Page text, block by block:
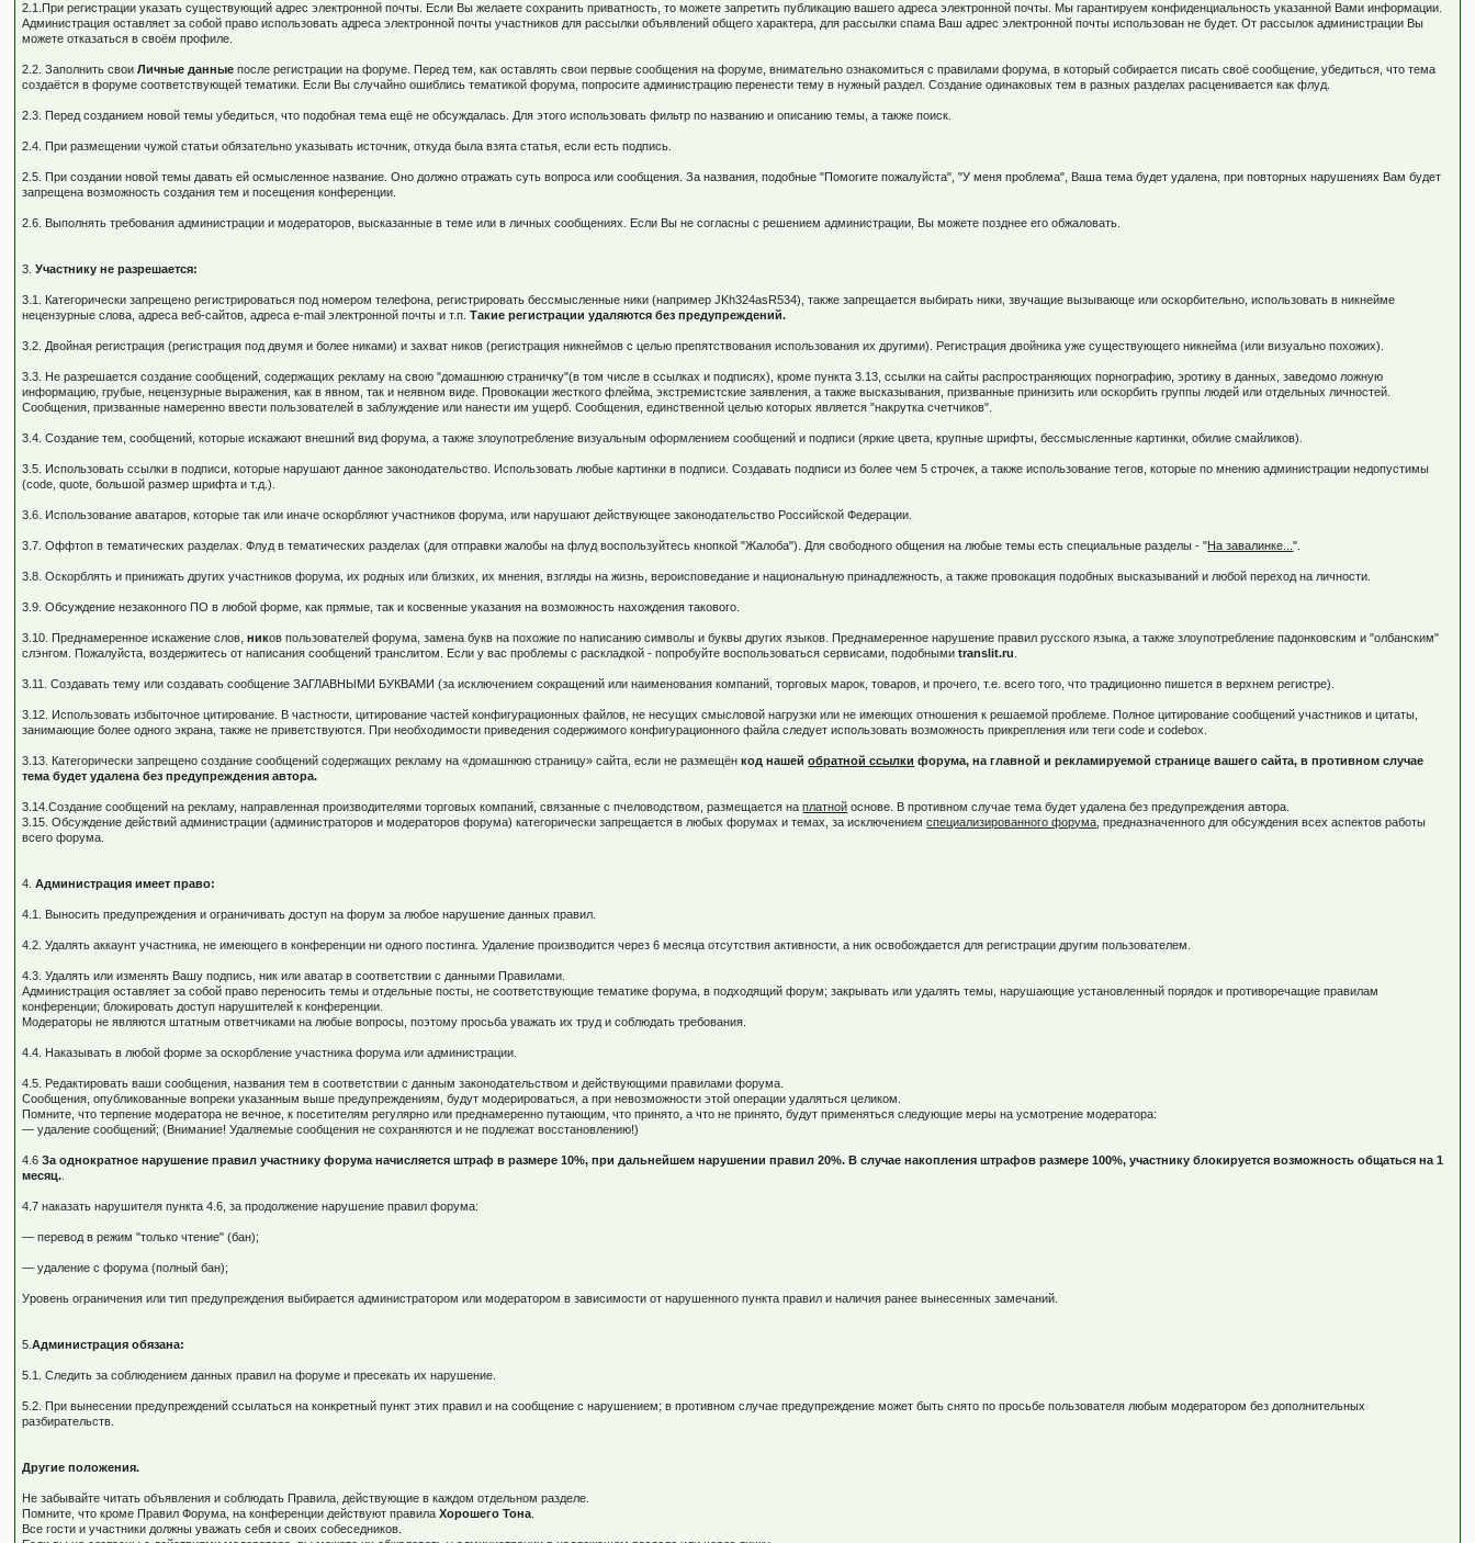
2.1.При регистрации указать существующий адрес электронной почты. Если Вы желаете сохранить приватность, то можете запретить публикацию вашего адреса электронной почты. Мы гарантируем конфиденциальность указанной Вами информации.
Администрация оставляет за собой право использовать адреса электронной почты участников для рассылки объявлений общего характера, для рассылки спама Ваш адрес электронной почты использован не будет. От рассылок администрации Вы
можете отказаться в своём профиле.
2.2. Заполнить своиЛичные данные после регистрации на форуме. Перед тем, как оставлять свои первые сообщения на форуме, внимательно ознакомиться с правилами форума, в который собирается писать своё сообщение, убедиться, что тема
создаётся в форуме соответствующей тематики. Если Вы случайно ошиблись тематикой форума, попросите администрацию перенести тему в нужный раздел. Создание одинаковых тем в разных разделах расценивается как флуд.
2.3. Перед созданием новой темы убедиться, что подобная тема ещё не обсуждалась. Для этого использовать фильтр по названию и описанию темы, а также поиск.
2.4. При размещении чужой статьи обязательно указывать источник, откуда была взята статья, если есть подпись.
2.5. При создании новой темы давать ей осмысленное название. Оно должно отражать суть вопроса или сообщения. За названия, подобные "Помогите пожалуйста", "У меня проблема", Ваша тема будет удалена, при повторных нарушениях Вам будет
запрещена возможность создания тем и посещения конференции.
2.6. Выполнять требования администрации и модераторов, высказанные в теме или в личных сообщениях. Если Вы не согласны с решением администрации, Вы можете позднее его обжаловать.
3. Участнику не разрешается:
3.1. Категорически запрещено регистрироваться под номером телефона, регистрировать бессмысленные ники (например JKh324asR534), также запрещается выбирать ники, звучащие вызывающе или оскорбительно, использовать в никнейме
нецензурные слова, адреса веб-сайтов, адреса e-mail электронной почты и т.п.Такие регистрации удаляются без предупреждений.
3.2. Двойная регистрация (регистрация под двумя и более никами) и захват ников (регистрация никнеймов с целью препятствования использования их другими). Регистрация двойника уже существующего никнейма (или визуально похожих).
3.3. Не разрешается создание сообщений, содержащих рекламу на свою "домашнюю страничку"(в том числе в ссылках и подписях), кроме пункта 3.13, ссылки на сайты распространяющих порнографию, эротику в данных, заведомо ложную
информацию, грубые, нецензурные выражения, как в явном, так и неявном виде. Провокации жесткого флейма, экстремистские заявления, а также высказывания, призванные принизить или оскорбить группы людей или отдельных личностей.
Сообщения, призванные намеренно ввести пользователей в заблуждение или нанести им ущерб. Сообщения, единственной целью которых является "накрутка счетчиков".
3.4. Создание тем, сообщений, которые искажают внешний вид форума, а также злоупотребление визуальным оформлением сообщений и подписи (яркие цвета, крупные шрифты, бессмысленные картинки, обилие смайликов).
3.5. Использовать ссылки в подписи, которые нарушают данное законодательство. Использовать любые картинки в подписи. Создавать подписи из более чем 5 строчек, а также использование тегов, которые по мнению администрации недопустимы
(code, quote, большой размер шрифта и т.д.).
3.6. Использование аватаров, которые так или иначе оскорбляют участников форума, или нарушают действующее законодательство Российской Федерации.
3.7. Оффтоп в тематических разделах. Флуд в тематических разделах (для отправки жалобы на флуд воспользуйтесь кнопкой "Жалоба"). Для свободного общения на любые темы есть специальные разделы - "На завалинке...".
3.8. Оскорблять и принижать других участников форума, их родных или близких, их мнения, взгляды на жизнь, вероисповедание и национальную принадлежность, а также провокация подобных высказываний и любой переход на личности.
3.9. Обсуждение незаконного ПО в любой форме, как прямые, так и косвенные указания на возможность нахождения такового.
3.10. Преднамеренное искажение слов,ников пользователей форума, замена букв на похожие по написанию символы и буквы других языков. Преднамеренное нарушение правил русского языка, а также злоупотребление падонковским и "олбанским"
слэнгом. Пожалуйста, воздержитесь от написания сообщений транслитом. Если у вас проблемы с раскладкой - попробуйте воспользоваться сервисами, подобнымиtranslit.ru
3.11. Создавать тему или создавать сообщение ЗАГЛАВНЫМИ БУКВАМИ (за исключением сокращений или наименования компаний, торговых марок, товаров, и прочего, т.е. всего того, что традиционно пишется в верхнем регистре).
3.12. Использовать избыточное цитирование. В частности, цитирование частей конфигурационных файлов, не несущих смысловой нагрузки или не имеющих отношения к решаемой проблеме. Полное цитирование сообщений участников и цитаты,
занимающие более одного экрана, также не приветствуются. При необходимости приведения содержимого конфигурационного файла следует использовать возможность прикрепления или теги code и codebox.
3.13. Категорически запрещено создание сообщений содержащих рекламу на «домашнюю страницу» сайта, если не размещёнкод нашейобратной ссылки форума, на главной и рекламируемой странице вашего сайта, в противном случае
тема будет удалена без предупреждения автора.
3.14.Создание сообщений на рекламу, направленная производителями торговых компаний, связанные с пчеловодством, размещается наплатной основе. В противном случае тема будет удалена без предупреждения автора.
3.15. Обсуждение действий администрации (администраторов и модераторов форума) категорически запрещается в любых форумах и темах, за исключениемспециализированного форума , предназначенного для обсуждения всех аспектов работы
всего форума.
4. Администрация имеет право:
4.1. Выносить предупреждения и ограничивать доступ на форум за любое нарушение данных правил.
4.2. Удалять аккаунт участника, не имеющего в конференции ни одного постинга. Удаление производится через 6 месяца отсутствия активности, а ник освобождается для регистрации другим пользователем.
4.3. Удалять или изменять Вашу подпись, ник или аватар в соответствии с данными Правилами.
Администрация оставляет за собой право переносить темы и отдельные посты, не соответствующие тематике форума, в подходящий форум; закрывать или удалять темы, нарушающие установленный порядок и противоречащие правилам
конференции; блокировать доступ нарушителей к конференции.
Модераторы не являются штатным ответчиками на любые вопросы, поэтому просьба уважать их труд и соблюдать требования.
4.4. Наказывать в любой форме за оскорбление участника форума или администрации.
4.5. Редактировать ваши сообщения, названия тем в соответствии с данным законодательством и действующими правилами форума.
Сообщения, опубликованные вопреки указанным выше предупреждениям, будут модерироваться, а при невозможности этой операции удаляться целиком.
Помните, что терпение модератора не вечное, к посетителям регулярно или преднамеренно путающим, что принято, а что не принято, будут применяться следующие меры на усмотрение модератора:
— удаление сообщений; (Внимание! Удаляемые сообщения не сохраняются и не подлежат восстановлению!)
4.6За однократное нарушение правил участнику форума начисляется штраф в размере 10%, при дальнейшем нарушении правил 20%. В случае накопления штрафов размере 100%, участнику блокируется возможность общаться на 1
месяц.
4.7 наказать нарушителя пункта 4.6, за продолжение нарушение правил форума:
— перевод в режим "только чтение" (бан);
— удаление с форума (полный бан);
Уровень ограничения или тип предупреждения выбирается администратором или модератором в зависимости от нарушенного пункта правил и наличия ранее вынесенных замечаний.
5.Администрация обязана:
5.1. Следить за соблюдением данных правил на форуме и пресекать их нарушение.
5.2. При вынесении предупреждений ссылаться на конкретный пункт этих правил и на сообщение с нарушением; в противном случае предупреждение может быть снято по просьбе пользователя любым модератором без дополнительных
разбирательств.
Другие положения.
Не забывайте читать объявления и соблюдать Правила, действующие в каждом отдельном разделе.
Помните, что кроме Правил Форума, на конференции действуют правилаХорошего Тона
Все гости и участники должны уважать себя и своих собеседников.